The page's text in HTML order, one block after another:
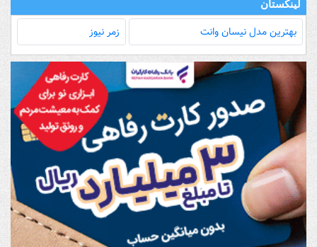
لینکستان
بهترین مدل‌ نیسان وانت زمر نیوز